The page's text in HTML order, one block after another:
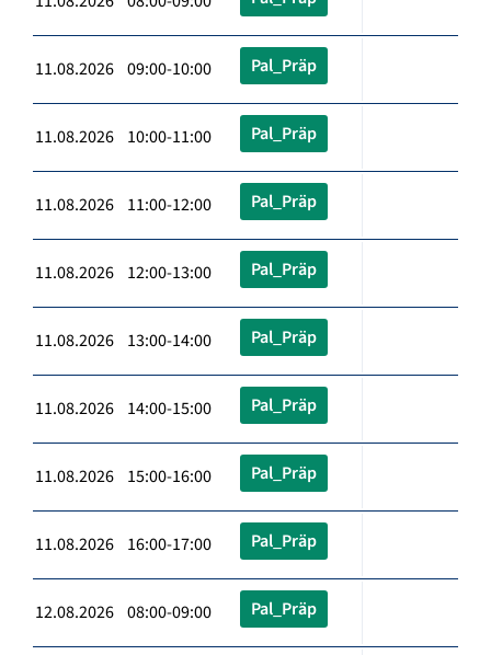
11.08.2026 09:00-10:00 Pal_Präp
11.08.2026 10:00-11:00 Pal_Präp
11.08.2026 11:00-12:00 Pal_Präp
11.08.2026 12:00-13:00 Pal_Präp
11.08.2026 13:00-14:00 Pal_Präp
11.08.2026 14:00-15:00 Pal_Präp
11.08.2026 15:00-16:00 Pal_Präp
11.08.2026 16:00-17:00 Pal_Präp
12.08.2026 08:00-09:00 Pal_Präp